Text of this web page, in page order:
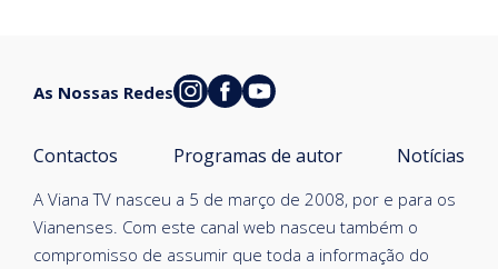
A Viana TV nasceu a 5 de março de 2008, por e para os
Vianenses. Com este canal web nasceu também o
compromisso de assumir que toda a informação do
Contactos Programas de autor Notícias
As Nossas Redes